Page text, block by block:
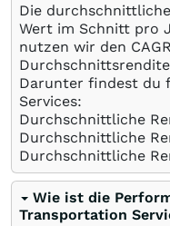
Die
Wert im Schnitt pro
nutzen wir den
Darunter findest du
Services:
Durchschnittliche
Durchschnittliche
Durchschnittliche
Wie ist die
Transportation